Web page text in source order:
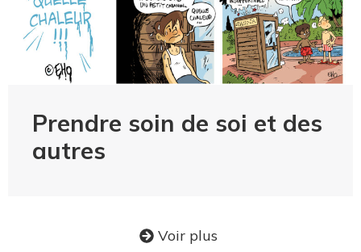
Prendre soin de soi et des
autres
Voir plus